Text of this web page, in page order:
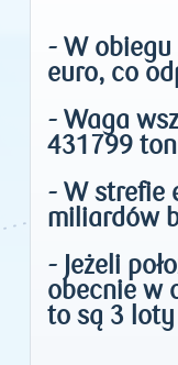
- W
euro, co
- Waga
431799
- W strefie
miliardów
- Jeżeli
obecnie w
to są 3